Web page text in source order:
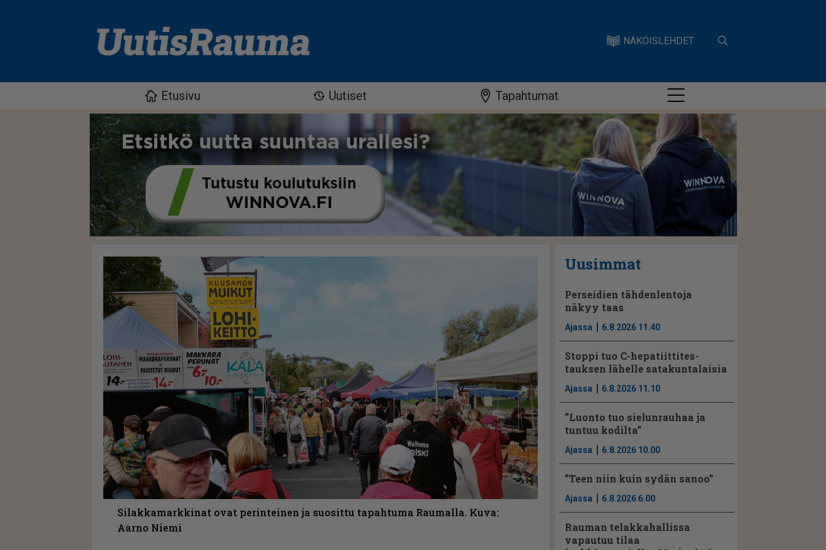
NÄKÖISLEHDET
Etusivu Uutiset Tapahtumat
Silakkamarkkinat ovat perinteinen ja suosittu tapahtuma Raumalla. Kuva:
Aarno Niemi
Uusimmat
Perseidien tähdenlentoja
näkyy taas
Ajassa 6.8.2026 11.40
Stoppi tuo C-hepatiit­ti­tes­
tauksen lähelle satakuntalaisia
Ajassa 6.8.2026 11.10
”Luonto tuo sielunrauhaa ja
tuntuu kodilta”
Ajassa 6.8.2026 10.00
”Teen niin kuin sydän sanoo”
Ajassa 6.8.2026 6.00
Rauman telakkahallissa
vapautuu tilaa